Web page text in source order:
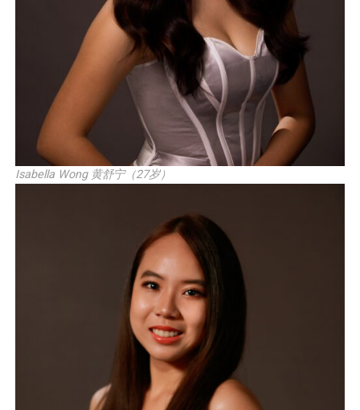
Isabella Wong 黄舒宁（27岁）